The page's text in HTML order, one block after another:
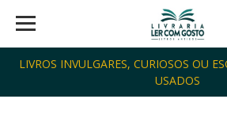
LIVROS INVULGARES, CURIOSOS OU
USADOS